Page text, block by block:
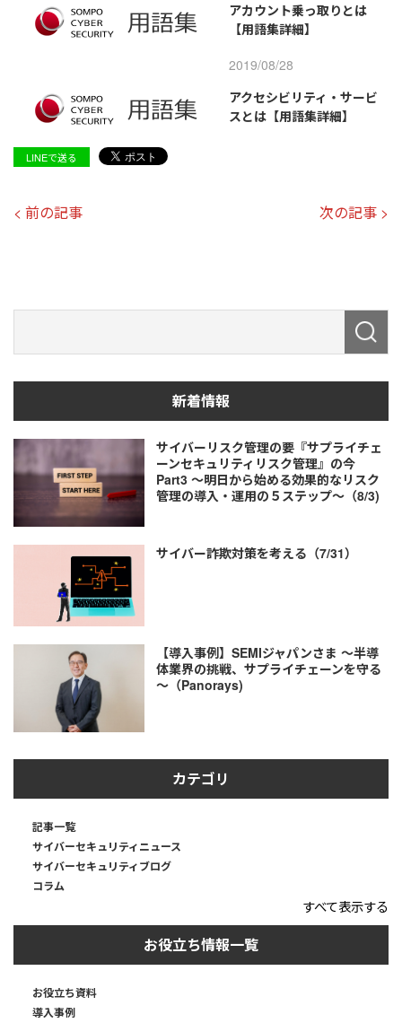
アカウント乗っ取りとは
【用語集詳細】
2019/08/28
アクセシビリティ・サービ
スとは【用語集詳細】
LINEで送る
< 前の記事 次の記事 >
新着情報
サイバーリスク管理の要『サプライチェ
ーンセキュリティリスク管理』の今
Part3 ～明日から始める効果的なリスク
管理の導入・運用の５ステップ～（8/3)
サイバー詐欺対策を考える（7/31）
【導入事例】SEMIジャパンさま ～半導
体業界の挑戦、サプライチェーンを守る
～（Panorays)
カテゴリ
記事一覧
サイバーセキュリティニュース
サイバーセキュリティブログ
コラム
すべて表示する
お役立ち情報一覧
お役立ち資料
導入事例